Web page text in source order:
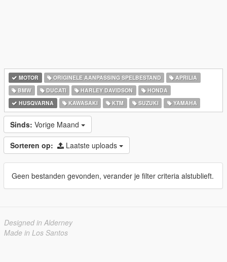
MOTOR ORIGINELE AANPASSING SPELBESTAND
APRILIA
BMW
DUCATI HARLEY DAVIDSON
HONDA
HUSQVARNA
KAWASAKI KTM SUZUKI YAMAHA
Sinds: Vorige Maand
Sorteren op: Laatste uploads
Geen bestanden gevonden, verander je filter criteria alstublieft.
Designed in Alderney
Made in Los Santos